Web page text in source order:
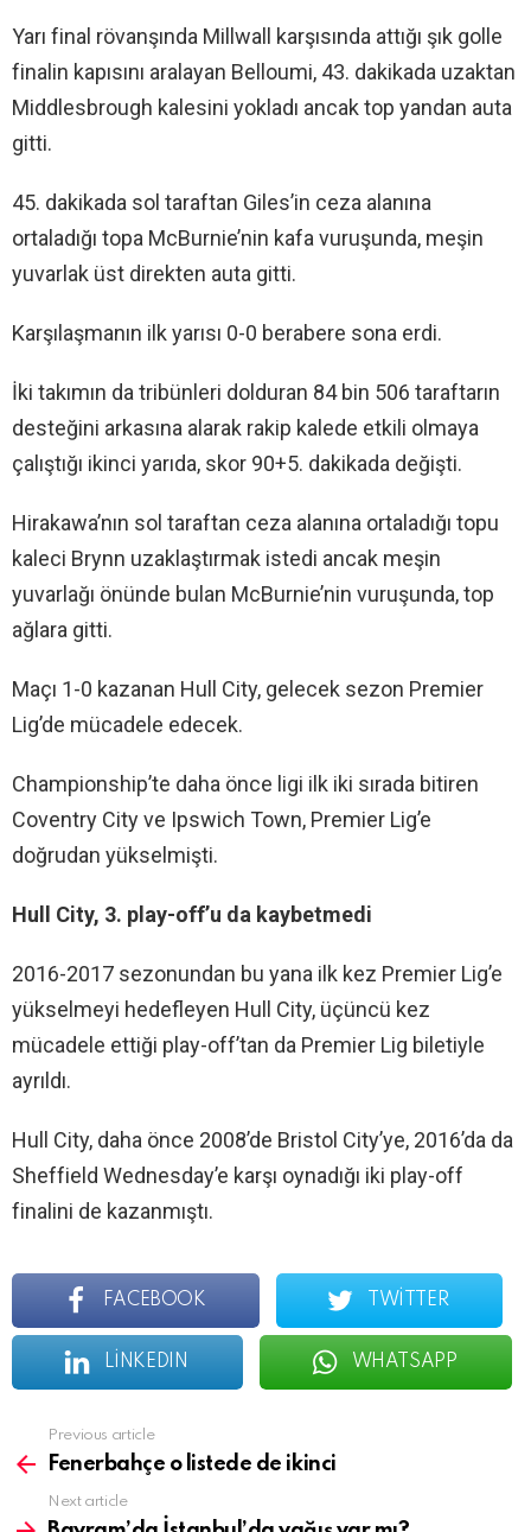
Yarı final rövanşında Millwall karşısında attığı şık golle
finalin kapısını aralayan Belloumi, 43. dakikada uzaktan
Middlesbrough kalesini yokladı ancak top yandan auta
gitti.
45. dakikada sol taraftan Giles’in ceza alanına
ortaladığı topa McBurnie’nin kafa vuruşunda, meşin
yuvarlak üst direkten auta gitti.
Karşılaşmanın ilk yarısı 0-0 berabere sona erdi.
İki takımın da tribünleri dolduran 84 bin 506 taraftarın
desteğini arkasına alarak rakip kalede etkili olmaya
çalıştığı ikinci yarıda, skor 90+5. dakikada değişti.
Hirakawa’nın sol taraftan ceza alanına ortaladığı topu
kaleci Brynn uzaklaştırmak istedi ancak meşin
yuvarlağı önünde bulan McBurnie’nin vuruşunda, top
ağlara gitti.
Maçı 1-0 kazanan Hull City, gelecek sezon Premier
Lig’de mücadele edecek.
Championship’te daha önce ligi ilk iki sırada bitiren
Coventry City ve Ipswich Town, Premier Lig’e
doğrudan yükselmişti.
Hull City, 3. play-off’u da kaybetmedi
2016-2017 sezonundan bu yana ilk kez Premier Lig’e
yükselmeyi hedefleyen Hull City, üçüncü kez
mücadele ettiği play-off’tan da Premier Lig biletiyle
ayrıldı.
Hull City, daha önce 2008’de Bristol City’ye, 2016’da da
Sheffield Wednesday’e karşı oynadığı iki play-off
finalini de kazanmıştı.
FACEBOOK TWITTER
LINKEDIN WHATSAPP
more
Previous article
Fenerbahçe o listede de ikinci
Next article